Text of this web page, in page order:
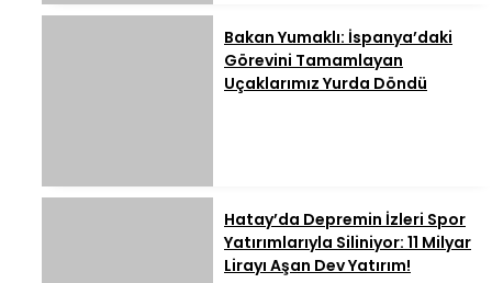
Bakan Yumaklı: İspanya’daki
Görevini Tamamlayan
Uçaklarımız Yurda Döndü
Hatay’da Depremin İzleri Spor
Yatırımlarıyla Siliniyor: 11 Milyar
Lirayı Aşan Dev Yatırım!